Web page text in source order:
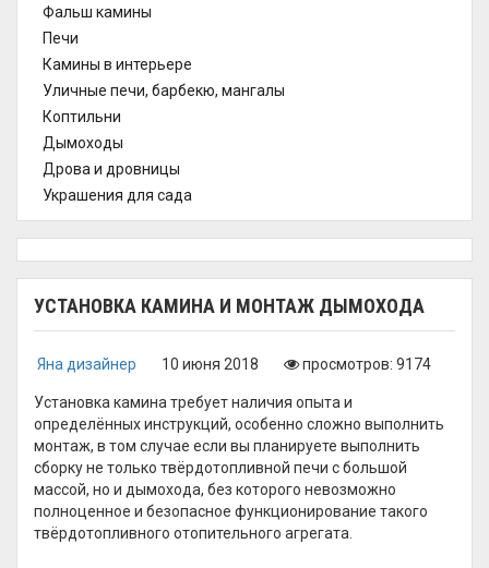
Фальш камины
Печи
Камины в интерьере
Уличные печи, барбекю, мангалы
Коптильни
Дымоходы
Дрова и дровницы
Украшения для сада
УСТАНОВКА КАМИНА И МОНТАЖ ДЫМОХОДА
Яна дизайнер 10 июня 2018 просмотров: 9174
Установка камина требует наличия опыта и
определённых инструкций, особенно сложно выполнить
монтаж, в том случае если вы планируете выполнить
сборку не только твёрдотопливной печи с большой
массой, но и дымохода, без которого невозможно
полноценное и безопасное функционирование такого
твёрдотопливного отопительного агрегата.